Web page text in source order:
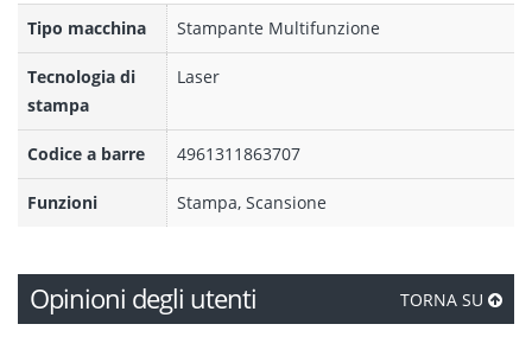
Tipo macchina Stampante Multifunzione
Tecnologia di
stampa
Laser
Codice a barre 4961311863707
Funzioni Stampa, Scansione
Opinioni degli utenti TORNA SU